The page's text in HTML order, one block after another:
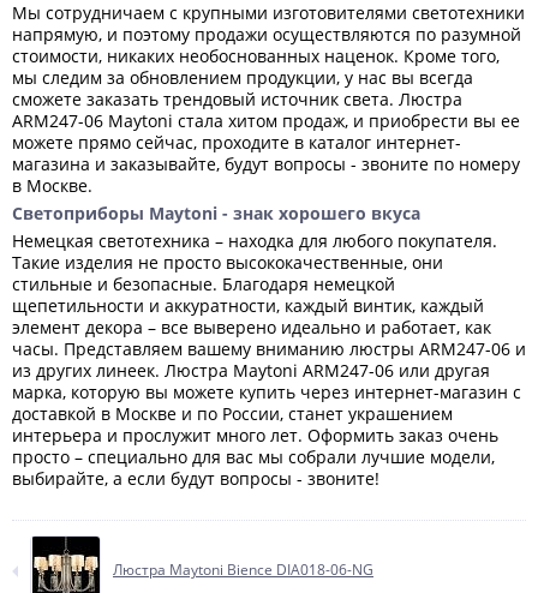
Мы сотрудничаем с крупными изготовителями светотехники
напрямую, и поэтому продажи осуществляются по разумной
стоимости, никаких необоснованных наценок. Кроме того,
мы следим за обновлением продукции, у нас вы всегда
сможете заказать трендовый источник света. Люстра
ARM247-06 Maytoni стала хитом продаж, и приобрести вы ее
можете прямо сейчас, проходите в каталог интернет-
магазина и заказывайте, будут вопросы - звоните по номеру
в Москве.
Светоприборы Maytoni - знак хорошего вкуса
Немецкая светотехника – находка для любого покупателя.
Такие изделия не просто высококачественные, они
стильные и безопасные. Благодаря немецкой
щепетильности и аккуратности, каждый винтик, каждый
элемент декора – все выверено идеально и работает, как
часы. Представляем вашему вниманию люстры ARM247-06 и
из других линеек. Люстра Maytoni ARM247-06 или другая
марка, которую вы можете купить через интернет-магазин с
доставкой в Москве и по России, станет украшением
интерьера и прослужит много лет. Оформить заказ очень
просто – специально для вас мы собрали лучшие модели,
выбирайте, а если будут вопросы - звоните!
Люстра Maytoni Bience DIA018-06-NG